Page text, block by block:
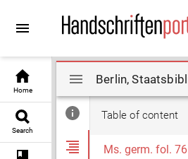
content
search
Home
Search
Mirador
viewerTable of content
Ms. germ. fol. 76